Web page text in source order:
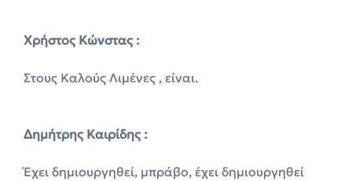
Xρήστος Κώνστας :
Στους Καλούς Λιμένες , είναι.
Δημήτρης Καιρίδης :
Έχει δημιουργηθεί, μπράβο, έχει δημιουργηθεί